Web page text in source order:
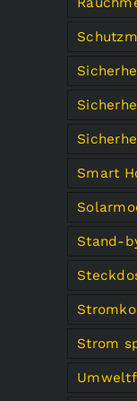
Smart
Stand-
Strom